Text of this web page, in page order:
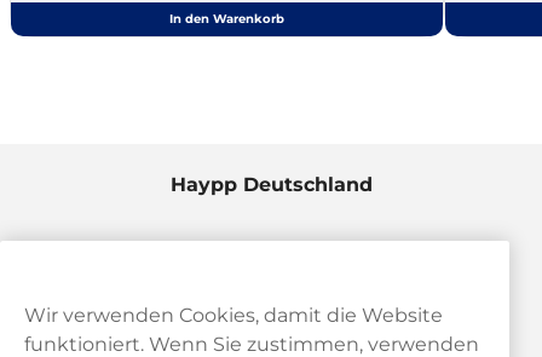
In den Warenkorb
Haypp Deutschland
Wir verwenden Cookies, damit die Website
funktioniert. Wenn Sie zustimmen, verwenden